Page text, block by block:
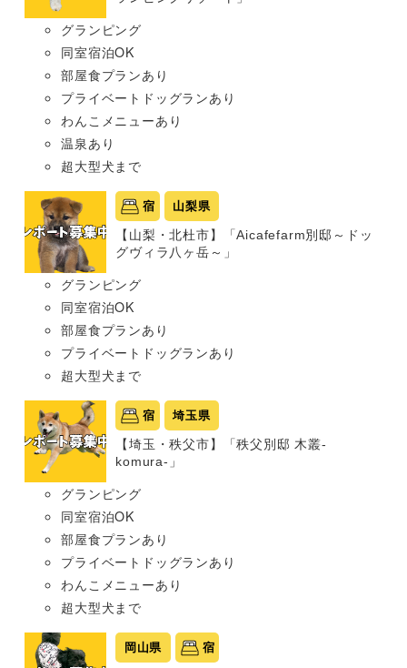
グランピング
同室宿泊OK
部屋食プランあり
プライベートドッグランあり
わんこメニューあり
温泉あり
超大型犬まで
宿 山梨県
【山梨・北杜市】「Aicafefarm別邸～ドッ
グヴィラ八ヶ岳～」
グランピング
同室宿泊OK
部屋食プランあり
プライベートドッグランあり
超大型犬まで
宿 埼玉県
【埼玉・秩父市】「秩父別邸 木叢-
komura-」
グランピング
同室宿泊OK
部屋食プランあり
プライベートドッグランあり
わんこメニューあり
超大型犬まで
岡山県 宿